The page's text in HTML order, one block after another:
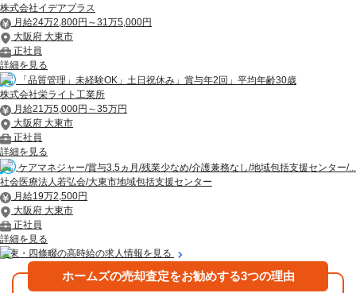
株式会社イデアプラス
月給24万2,800円～31万5,000円
大阪府 大東市
正社員
詳細を見る
「品質管理」未経験OK」土日祝休み」賞与年2回」平均年齢30歳
株式会社栄ライト工業所
月給21万5,000円～35万円
大阪府 大東市
正社員
詳細を見る
ケアマネジャー/賞与3.5ヵ月/残業少なめ/介護兼務なし/地域包括支援センター/...
社会医療法人若弘会/大東市地域包括支援センター
月給19万2,500円
大阪府 大東市
正社員
詳細を見る
大東・四條畷の高時給の求人情報を見る
ホームズの売却査定をお勧めする3つの理由